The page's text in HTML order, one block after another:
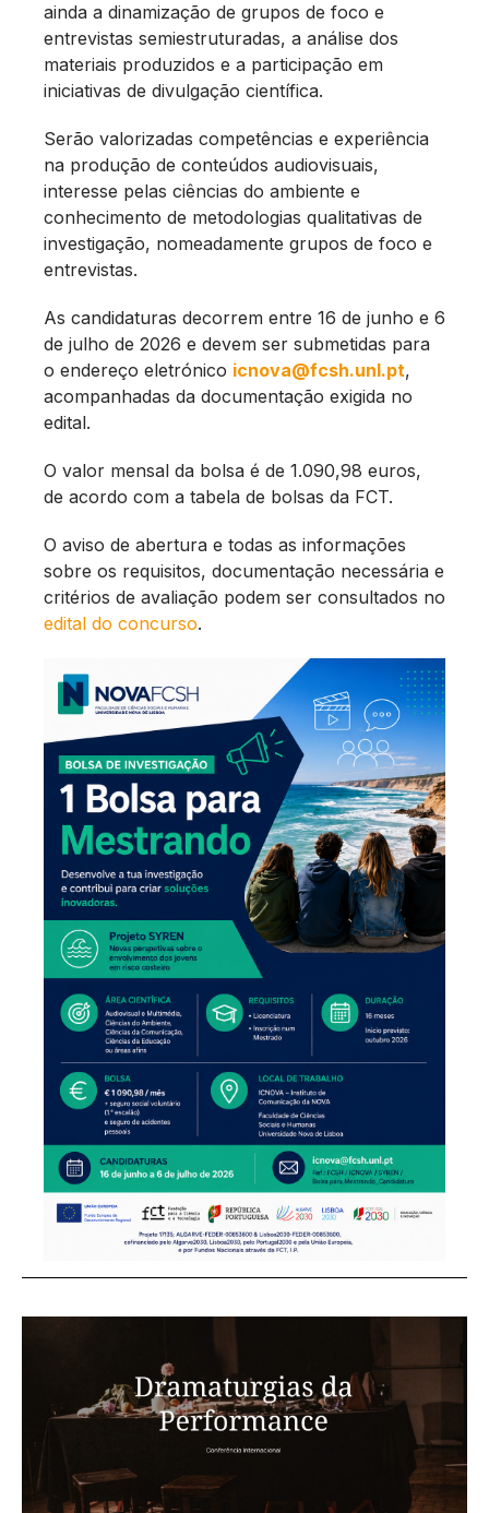
ainda a dinamização de grupos de foco e
entrevistas semiestruturadas, a análise dos
materiais produzidos e a participação em
iniciativas de divulgação científica.
Serão valorizadas competências e experiência
na produção de conteúdos audiovisuais,
interesse pelas ciências do ambiente e
conhecimento de metodologias qualitativas de
investigação, nomeadamente grupos de foco e
entrevistas.
As candidaturas decorrem entre 16 de junho e 6
de julho de 2026 e devem ser submetidas para
o endereço eletrónico icnova@fcsh.unl.pt,
acompanhadas da documentação exigida no
edital.
O valor mensal da bolsa é de 1.090,98 euros,
de acordo com a tabela de bolsas da FCT.
O aviso de abertura e todas as informações
sobre os requisitos, documentação necessária e
critérios de avaliação podem ser consultados no
edital do concurso.